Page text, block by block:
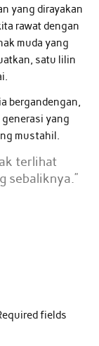
yang dirayakan
rawat dengan
muda yang
satu lilin
bergandengan,
yang
mustahil.
terlihat
sebaliknya.”
fields